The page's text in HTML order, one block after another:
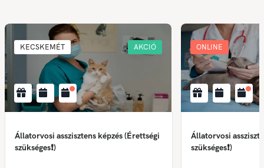
KECSKEMÉT AKCIÓ
Állatorvosi asszisztens képzés (Érettségi
szükséges❗)
ONLINE
Állatorvosi
szükséges❗)